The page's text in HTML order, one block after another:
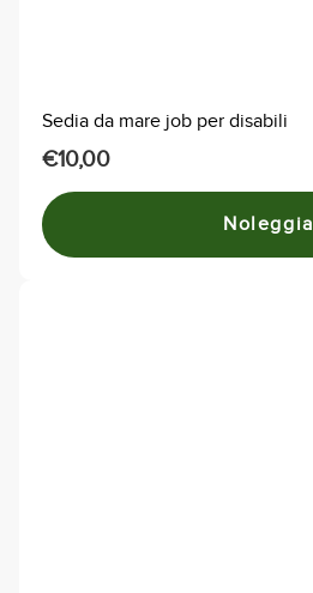
Sedia da mare job per disabili
€10,00
Noleggia
del
prodotto